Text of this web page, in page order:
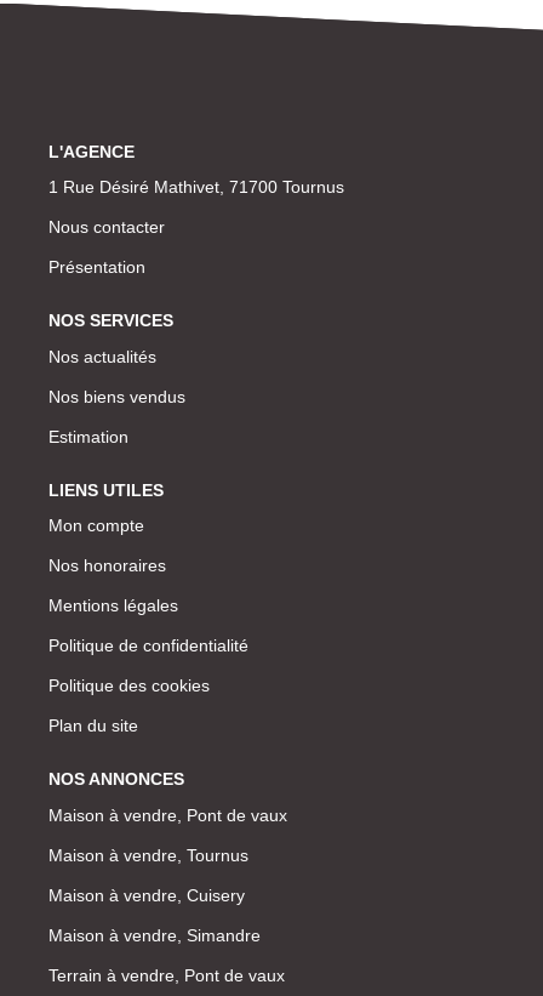
L'AGENCE
1 Rue Désiré Mathivet, 71700 Tournus
Nous contacter
Présentation
NOS SERVICES
Nos actualités
Nos biens vendus
Estimation
LIENS UTILES
Mon compte
Nos honoraires
Mentions légales
Politique de confidentialité
Politique des cookies
Plan du site
NOS ANNONCES
Maison à vendre, Pont de vaux
Maison à vendre, Tournus
Maison à vendre, Cuisery
Maison à vendre, Simandre
Terrain à vendre, Pont de vaux